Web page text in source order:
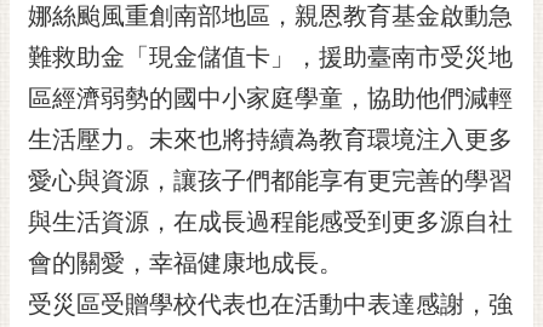
及
安
全
政
策
網
資
料
放
娜絲颱風重創南部地區，親恩教育基金啟動急
難救助金「現金儲值卡」，援助臺南市受災地
區經濟弱勢的國中小家庭學童，協助他們減輕
生活壓力。未來也將持續為教育環境注入更多
愛心與資源，讓孩子們都能享有更完善的學習
與生活資源，在成長過程能感受到更多源自社
會的關愛，幸福健康地成長。
受災區受贈學校代表也在活動中表達感謝，強